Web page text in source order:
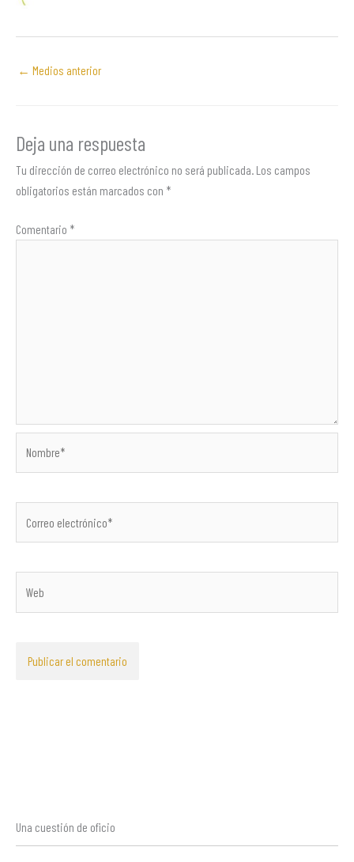
← Medios anterior
Deja una respuesta
Tu dirección de correo electrónico no será publicada. Los campos
obligatorios están marcados con *
Comentario *
electrónico*
Una cuestión de oficio